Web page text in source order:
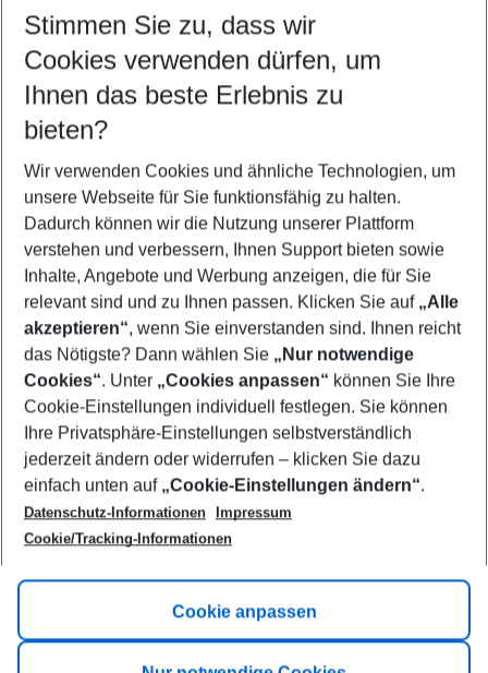
Customize your offer
Find the perfect deal which suits your best
Your departure airport
Any airport
Select your date range
12/08/26–10/08/27 5-8 nights
Who will travel
2 adults No children
Show more filter
Footer
Footer navigation
Title A
Link A
Stimmen Sie zu, dass wir
Cookies verwenden dürfen, um
Ihnen das beste Erlebnis zu
bieten?
Wir verwenden Cookies und ähnliche Technologien, um
unsere Webseite für Sie funktionsfähig zu halten.
Dadurch können wir die Nutzung unserer Plattform
verstehen und verbessern, Ihnen Support bieten sowie
Inhalte, Angebote und Werbung anzeigen, die für Sie
relevant sind und zu Ihnen passen. Klicken Sie auf „Alle
akzeptieren“, wenn Sie einverstanden sind. Ihnen reicht
das Nötigste? Dann wählen Sie „Nur notwendige
Cookies“. Unter „Cookies anpassen“ können Sie Ihre
Cookie-Einstellungen individuell festlegen. Sie können
Ihre Privatsphäre-Einstellungen selbstverständlich
jederzeit ändern oder widerrufen – klicken Sie dazu
einfach unten auf „Cookie-Einstellungen ändern“.
Datenschutz-Informationen
Impressum
Cookie/Tracking-Informationen
Cookie anpassen